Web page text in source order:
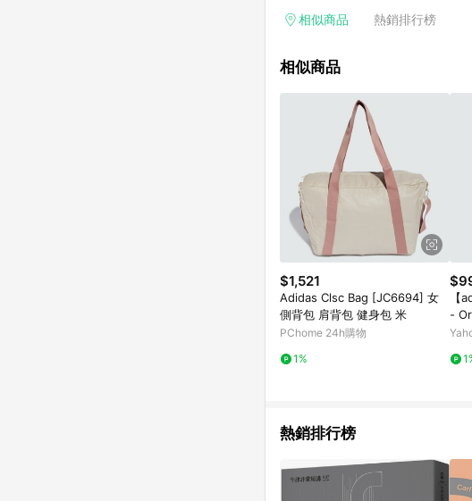
「草莓網」全館商品。 4. 如取消訂
面顯示為準。 7. LINE購物設有「單
品資料更新會有時間差，如顯示之
準。 9. 若有贈點爭議，請務必於訂
贈點回饋。 10. 部分點數紅包僅限
紅包頁面規則為準。
相似商品 熱銷排行榜
相似商品
$1,521
Adidas Clsc Bag [JC6694] 女
側背包 肩背包 健身包 米
PChome 24h購物
1%
【
-
熱銷排行榜